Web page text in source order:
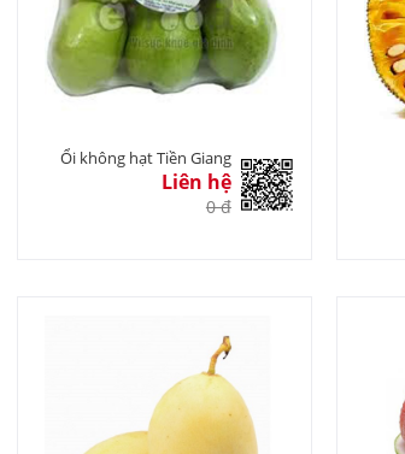
Ổi không hạt Tiền Giang
Liên hệ
0 đ